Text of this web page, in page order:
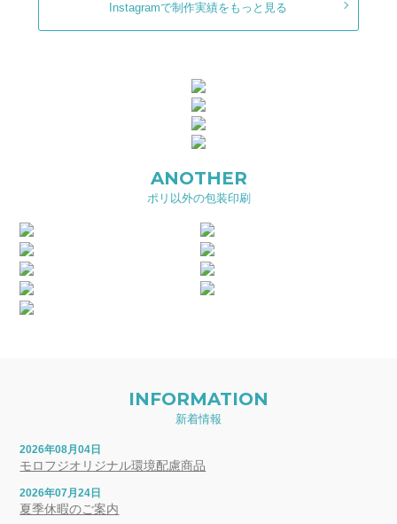
Instagramで制作実績をもっと見る
ANOTHER
ポリ以外の包装印刷
INFORMATION
新着情報
2026年08月04日
モロフジオリジナル環境配慮商品
2026年07月24日
夏季休暇のご案内